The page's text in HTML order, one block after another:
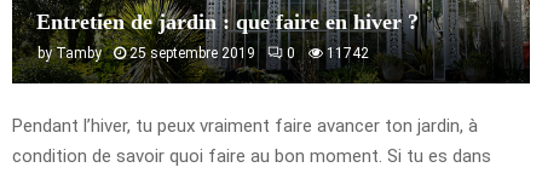
Entretien de jardin : que faire en hiver ?
byTamby 25 septembre 2019 0 11742
Pendant l’hiver, tu peux vraiment faire avancer ton jardin, à
condition de savoir quoi faire au bon moment. Si tu es dans